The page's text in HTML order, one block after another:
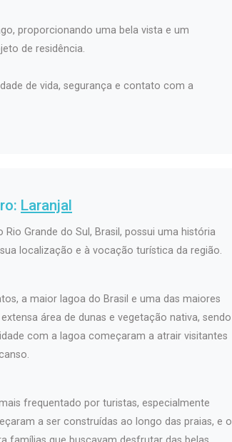
proporcionando uma bela vista e um
de residência.
de vida, segurança e contato com a
Laranjal
Grande do Sul, Brasil, possui uma história
localização e à vocação turística da região.
a maior lagoa do Brasil e uma das maiores
área de dunas e vegetação nativa, sendo
com a lagoa começaram a atrair visitantes
frequentado por turistas, especialmente
a ser construídas ao longo das praias, e o